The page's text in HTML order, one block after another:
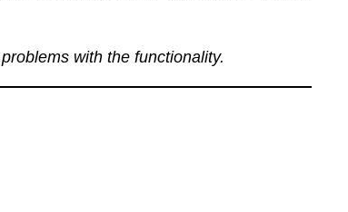
with the functionality.